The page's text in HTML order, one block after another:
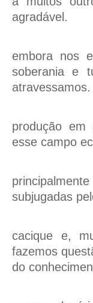
agradável.
embora nos
soberania e
atravessamos.
produção em
esse campo
subjugadas
cacique e,
fazemos
do